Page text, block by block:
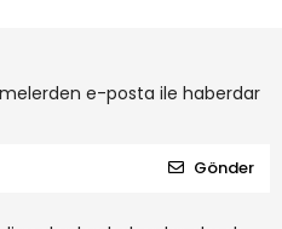
e-posta ile haberdar
Gönder